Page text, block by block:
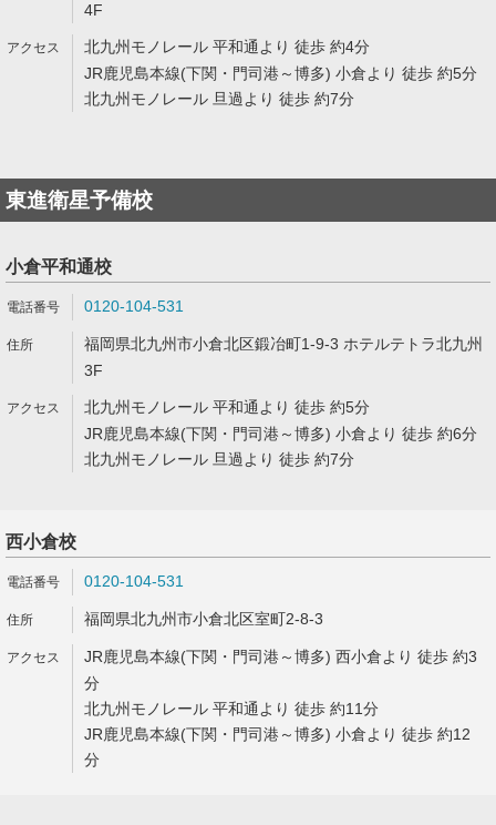
4F
北九州モノレール 平和通より 徒歩 約4分
JR鹿児島本線(下関・門司港～博多) 小倉より 徒歩 約5分
北九州モノレール 旦過より 徒歩 約7分
東進衛星予備校
小倉平和通校
0120-104-531
福岡県北九州市小倉北区鍛冶町1-9-3 ホテルテトラ北九州
3F
北九州モノレール 平和通より 徒歩 約5分
JR鹿児島本線(下関・門司港～博多) 小倉より 徒歩 約6分
北九州モノレール 旦過より 徒歩 約7分
西小倉校
0120-104-531
福岡県北九州市小倉北区室町2-8-3
JR鹿児島本線(下関・門司港～博多) 西小倉より 徒歩 約3
分
北九州モノレール 平和通より 徒歩 約11分
JR鹿児島本線(下関・門司港～博多) 小倉より 徒歩 約12
分